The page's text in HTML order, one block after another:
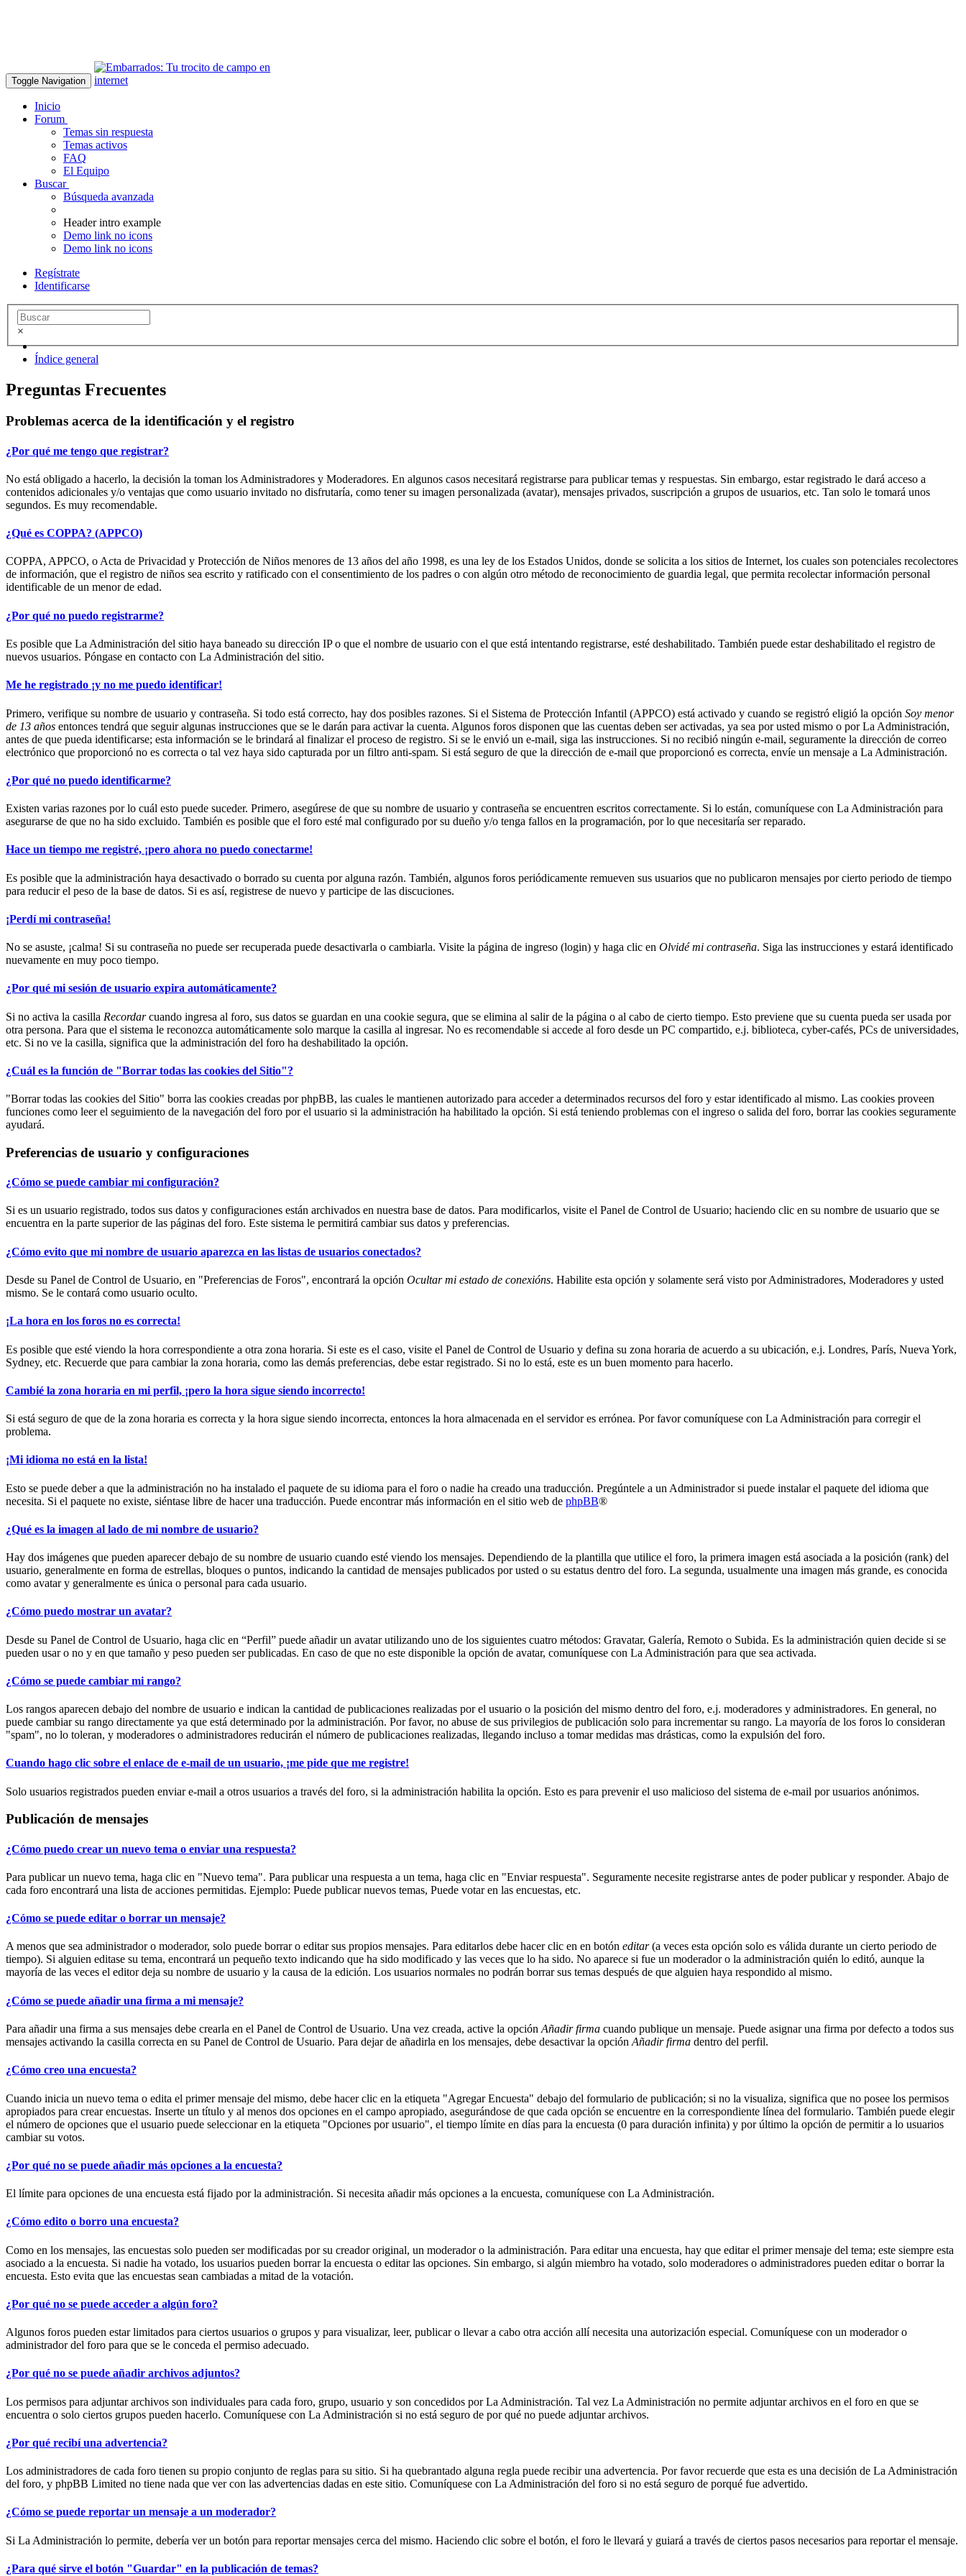
Toggle Navigation
Inicio
Forum
Temas sin respuesta
Temas activos
FAQ
El Equipo
Buscar
Búsqueda avanzada
Header intro example
Demo link no icons
Demo link no icons
Regístrate
Identificarse
×
Índice general
Preguntas Frecuentes
Problemas acerca de la identificación y el registro
¿Por qué me tengo que registrar?
No está obligado a hacerlo, la decisión la toman los Administradores y Moderadores. En algunos casos necesitará registrarse para publicar temas y respuestas. Sin embargo, estar registrado le dará acceso a
contenidos adicionales y/o ventajas que como usuario invitado no disfrutaría, como tener su imagen personalizada (avatar), mensajes privados, suscripción a grupos de usuarios, etc. Tan solo le tomará unos
segundos. Es muy recomendable.
¿Qué es COPPA? (APPCO)
COPPA, APPCO, o Acta de Privacidad y Protección de Niños menores de 13 años del año 1998, es una ley de los Estados Unidos, donde se solicita a los sitios de Internet, los cuales son potenciales recolectores
de información, que el registro de niños sea escrito y ratificado con el consentimiento de los padres o con algún otro método de reconocimiento de guardia legal, que permita recolectar información personal
identificable de un menor de edad.
¿Por qué no puedo registrarme?
Es posible que La Administración del sitio haya baneado su dirección IP o que el nombre de usuario con el que está intentando registrarse, esté deshabilitado. También puede estar deshabilitado el registro de
nuevos usuarios. Póngase en contacto con La Administración del sitio.
Me he registrado ¡y no me puedo identificar!
Primero, verifique su nombre de usuario y contraseña. Si todo está correcto, hay dos posibles razones. Si el Sistema de Protección Infantil (APPCO) está activado y cuando se registró eligió la opción Soy menor
de 13 años entonces tendrá que seguir algunas instrucciones que se le darán para activar la cuenta. Algunos foros disponen que las cuentas deben ser activadas, ya sea por usted mismo o por La Administración,
antes de que pueda identificarse; esta información se le brindará al finalizar el proceso de registro. Si se le envió un e-mail, siga las instrucciones. Si no recibió ningún e-mail, seguramente la dirección de correo
electrónico que proporcionó no es correcta o tal vez haya sido capturada por un filtro anti-spam. Si está seguro de que la dirección de e-mail que proporcionó es correcta, envíe un mensaje a La Administración.
¿Por qué no puedo identificarme?
Existen varias razones por lo cuál esto puede suceder. Primero, asegúrese de que su nombre de usuario y contraseña se encuentren escritos correctamente. Si lo están, comuníquese con La Administración para
asegurarse de que no ha sido excluido. También es posible que el foro esté mal configurado por su dueño y/o tenga fallos en la programación, por lo que necesitaría ser reparado.
Hace un tiempo me registré, ¡pero ahora no puedo conectarme!
Es posible que la administración haya desactivado o borrado su cuenta por alguna razón. También, algunos foros periódicamente remueven sus usuarios que no publicaron mensajes por cierto periodo de tiempo
para reducir el peso de la base de datos. Si es así, registrese de nuevo y participe de las discuciones.
¡Perdí mi contraseña!
No se asuste, ¡calma! Si su contraseña no puede ser recuperada puede desactivarla o cambiarla. Visite la página de ingreso (login) y haga clic en Olvidé mi contraseña. Siga las instrucciones y estará identificado
nuevamente en muy poco tiempo.
¿Por qué mi sesión de usuario expira automáticamente?
Si no activa la casilla Recordarcuando ingresa al foro, sus datos se guardan en una cookie segura, que se elimina al salir de la página o al cabo de cierto tiempo. Esto previene que su cuenta pueda ser usada por
otra persona. Para que el sistema le reconozca automáticamente solo marque la casilla al ingresar. No es recomendable si accede al foro desde un PC compartido, e.j. biblioteca, cyber-cafés, PCs de universidades,
etc. Si no ve la casilla, significa que la administración del foro ha deshabilitado la opción.
¿Cuál es la función de "Borrar todas las cookies del Sitio"?
"Borrar todas las cookies del Sitio" borra las cookies creadas por phpBB, las cuales le mantienen autorizado para acceder a determinados recursos del foro y estar identificado al mismo. Las cookies proveen
funciones como leer el seguimiento de la navegación del foro por el usuario si la administración ha habilitado la opción. Si está teniendo problemas con el ingreso o salida del foro, borrar las cookies seguramente
ayudará.
Preferencias de usuario y configuraciones
¿Cómo se puede cambiar mi configuración?
Si es un usuario registrado, todos sus datos y configuraciones están archivados en nuestra base de datos. Para modificarlos, visite el Panel de Control de Usuario; haciendo clic en su nombre de usuario que se
encuentra en la parte superior de las páginas del foro. Este sistema le permitirá cambiar sus datos y preferencias.
¿Cómo evito que mi nombre de usuario aparezca en las listas de usuarios conectados?
Desde su Panel de Control de Usuario, en "Preferencias de Foros", encontrará la opción Ocultar mi estado de conexións. Habilite esta opción y solamente será visto por Administradores, Moderadores y usted
mismo. Se le contará como usuario oculto.
¡La hora en los foros no es correcta!
Es posible que esté viendo la hora correspondiente a otra zona horaria. Si este es el caso, visite el Panel de Control de Usuario y defina su zona horaria de acuerdo a su ubicación, e.j. Londres, París, Nueva York,
Sydney, etc. Recuerde que para cambiar la zona horaria, como las demás preferencias, debe estar registrado. Si no lo está, este es un buen momento para hacerlo.
Cambié la zona horaria en mi perfil, ¡pero la hora sigue siendo incorrecto!
Si está seguro de que de la zona horaria es correcta y la hora sigue siendo incorrecta, entonces la hora almacenada en el servidor es errónea. Por favor comuníquese con La Administración para corregir el
problema.
¡Mi idioma no está en la lista!
Esto se puede deber a que la administración no ha instalado el paquete de su idioma para el foro o nadie ha creado una traducción. Pregúntele a un Administrador si puede instalar el paquete del idioma que
necesita. Si el paquete no existe, siéntase libre de hacer una traducción. Puede encontrar más información en el sitio web de phpBB®
¿Qué es la imagen al lado de mi nombre de usuario?
Hay dos imágenes que pueden aparecer debajo de su nombre de usuario cuando esté viendo los mensajes. Dependiendo de la plantilla que utilice el foro, la primera imagen está asociada a la posición (rank) del
usuario, generalmente en forma de estrellas, bloques o puntos, indicando la cantidad de mensajes publicados por usted o su estatus dentro del foro. La segunda, usualmente una imagen más grande, es conocida
como avatar y generalmente es única o personal para cada usuario.
¿Cómo puedo mostrar un avatar?
Desde su Panel de Control de Usuario, haga clic en “Perfil” puede añadir un avatar utilizando uno de los siguientes cuatro métodos: Gravatar, Galería, Remoto o Subida. Es la administración quien decide si se
pueden usar o no y en que tamaño y peso pueden ser publicadas. En caso de que no este disponible la opción de avatar, comuníquese con La Administración para que sea activada.
¿Cómo se puede cambiar mi rango?
Los rangos aparecen debajo del nombre de usuario e indican la cantidad de publicaciones realizadas por el usuario o la posición del mismo dentro del foro, e.j. moderadores y administradores. En general, no
puede cambiar su rango directamente ya que está determinado por la administración. Por favor, no abuse de sus privilegios de publicación solo para incrementar su rango. La mayoría de los foros lo consideran
"spam", no lo toleran, y moderadores o administradores reducirán el número de publicaciones realizadas, llegando incluso a tomar medidas mas drásticas, como la expulsión del foro.
Cuando hago clic sobre el enlace de e-mail de un usuario, ¡me pide que me registre!
Solo usuarios registrados pueden enviar e-mail a otros usuarios a través del foro, si la administración habilita la opción. Esto es para prevenir el uso malicioso del sistema de e-mail por usuarios anónimos.
Publicación de mensajes
¿Cómo puedo crear un nuevo tema o enviar una respuesta?
Para publicar un nuevo tema, haga clic en "Nuevo tema". Para publicar una respuesta a un tema, haga clic en "Enviar respuesta". Seguramente necesite registrarse antes de poder publicar y responder. Abajo de
cada foro encontrará una lista de acciones permitidas. Ejemplo: Puede publicar nuevos temas, Puede votar en las encuestas, etc.
¿Cómo se puede editar o borrar un mensaje?
A menos que sea administrador o moderador, solo puede borrar o editar sus propios mensajes. Para editarlos debe hacer clic en en botón editar(a veces esta opción solo es válida durante un cierto periodo de
tiempo). Si alguien editase su tema, encontrará un pequeño texto indicando que ha sido modificado y las veces que lo ha sido. No aparece si fue un moderador o la administración quién lo editó, aunque la
mayoría de las veces el editor deja su nombre de usuario y la causa de la edición. Los usuarios normales no podrán borrar sus temas después de que alguien haya respondido al mismo.
¿Cómo se puede añadir una firma a mi mensaje?
Para añadir una firma a sus mensajes debe crearla en el Panel de Control de Usuario. Una vez creada, active la opción Añadir firma cuando publique un mensaje. Puede asignar una firma por defecto a todos sus
mensajes activando la casilla correcta en su Panel de Control de Usuario. Para dejar de añadirla en los mensajes, debe desactivar la opción Añadir firma dentro del perfil.
¿Cómo creo una encuesta?
Cuando inicia un nuevo tema o edita el primer mensaje del mismo, debe hacer clic en la etiqueta "Agregar Encuesta" debajo del formulario de publicación; si no la visualiza, significa que no posee los permisos
apropiados para crear encuestas. Inserte un título y al menos dos opciones en el campo apropiado, asegurándose de que cada opción se encuentre en la correspondiente línea del formulario. También puede elegir
el número de opciones que el usuario puede seleccionar en la etiqueta "Opciones por usuario", el tiempo límite en días para la encuesta (0 para duración infinita) y por último la opción de permitir a lo usuarios
cambiar su votos.
¿Por qué no se puede añadir más opciones a la encuesta?
El límite para opciones de una encuesta está fijado por la administración. Si necesita añadir más opciones a la encuesta, comuníquese con La Administración.
¿Cómo edito o borro una encuesta?
Como en los mensajes, las encuestas solo pueden ser modificadas por su creador original, un moderador o la administración. Para editar una encuesta, hay que editar el primer mensaje del tema; este siempre esta
asociado a la encuesta. Si nadie ha votado, los usuarios pueden borrar la encuesta o editar las opciones. Sin embargo, si algún miembro ha votado, solo moderadores o administradores pueden editar o borrar la
encuesta. Esto evita que las encuestas sean cambiadas a mitad de la votación.
¿Por qué no se puede acceder a algún foro?
Algunos foros pueden estar limitados para ciertos usuarios o grupos y para visualizar, leer, publicar o llevar a cabo otra acción allí necesita una autorización especial. Comuníquese con un moderador o
administrador del foro para que se le conceda el permiso adecuado.
¿Por qué no se puede añadir archivos adjuntos?
Los permisos para adjuntar archivos son individuales para cada foro, grupo, usuario y son concedidos por La Administración. Tal vez La Administración no permite adjuntar archivos en el foro en que se
encuentra o solo ciertos grupos pueden hacerlo. Comuníquese con La Administración si no está seguro de por qué no puede adjuntar archivos.
¿Por qué recibí una advertencia?
Los administradores de cada foro tienen su propio conjunto de reglas para su sitio. Si ha quebrantado alguna regla puede recibir una advertencia. Por favor recuerde que esta es una decisión de La Administración
del foro, y phpBB Limited no tiene nada que ver con las advertencias dadas en este sitio. Comuníquese con La Administración del foro si no está seguro de porqué fue advertido.
¿Cómo se puede reportar un mensaje a un moderador?
Si La Administración lo permite, debería ver un botón para reportar mensajes cerca del mismo. Haciendo clic sobre el botón, el foro le llevará y guiará a través de ciertos pasos necesarios para reportar el mensaje.
¿Para qué sirve el botón "Guardar" en la publicación de temas?